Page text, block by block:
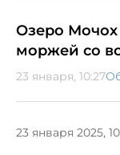
Озеро Мочох
моржей со
23 января, 10:27
23 января 2025,